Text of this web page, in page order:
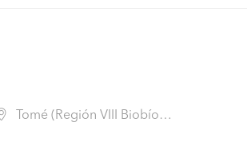
Tomé (Región VIII Biobío - Concepción)